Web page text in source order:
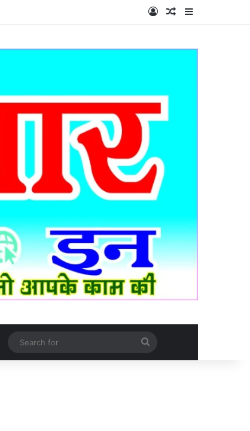
Log InRandom Article
Sidebar
for